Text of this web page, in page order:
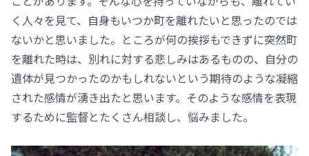
く人々を見て、自身もいつか町を離れたいと思ったのでは
ないかと思いました。ところが何の挨拶もできずに突然町
を離れた時は、別れに対する悲しみはあるものの、自分の
遺体が見つかったのかもしれないという期待のような凝縮
された感情が湧き出たと思います。そのような感情を表現
するために監督とたくさん相談し、悩みました。